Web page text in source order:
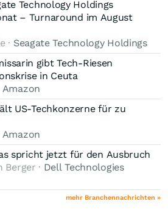
Technology Holdings
– Turnaround im August
· Seagate Technology Holdings
gibt Tech-Riesen
in Ceuta
Amazon
US-Techkonzerne für zu
Amazon
spricht jetzt für den Ausbruch
Berger · Dell Technologies
mehr Branchennachrichten »